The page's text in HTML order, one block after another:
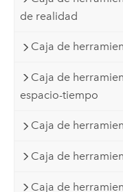
de realidad
Caja de
Caja de
espacio-tiempo
Caja de
Caja de
Caja de